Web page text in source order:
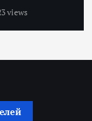
views